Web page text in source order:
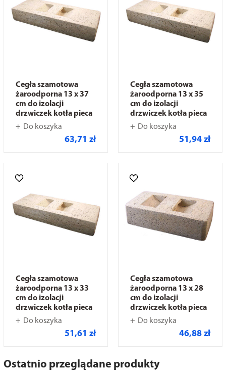
Cegła szamotowa
żaroodporna 13 x 37
cm do izolacji
drzwiczek kotła pieca
Do koszyka
63,71 zł
Cegła szamotowa
żaroodporna 13 x 35
cm do izolacji
drzwiczek kotła pieca
Do koszyka
51,94 zł
Cegła szamotowa
żaroodporna 13 x 33
cm do izolacji
drzwiczek kotła pieca
Do koszyka
51,61 zł
Cegła szamotowa
żaroodporna 13 x 28
cm do izolacji
drzwiczek kotła pieca
Do koszyka
46,88 zł
Ostatnio przeglądane produkty